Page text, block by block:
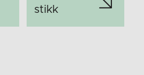
stikk